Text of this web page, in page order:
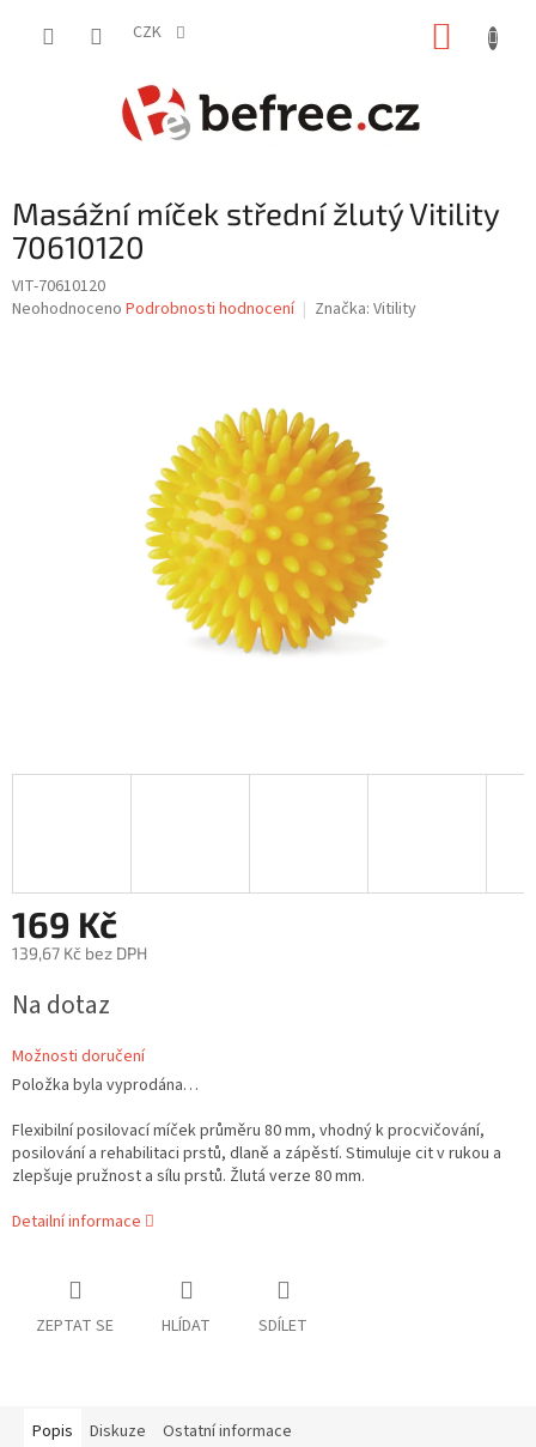
CZK
Masážní míček střední žlutý Vitility
70610120
VIT-70610120
Průměrné
Neohodnoceno Podrobnosti hodnocení Značka: Vitility
169 Kč
139,67 Kč bez DPH
cena:
Na dotaz
Možnosti doručení
Položka byla vyprodána…
Flexibilní posilovací míček průměru 80 mm, vhodný k procvičování,
posilování a rehabilitaci prstů, dlaně a zápěstí. Stimuluje cit v rukou a
zlepšuje pružnost a sílu prstů. Žlutá verze 80 mm.
Detailní informace
ZEPTAT SE HLÍDAT SDÍLET
Popis Diskuze Ostatní informace